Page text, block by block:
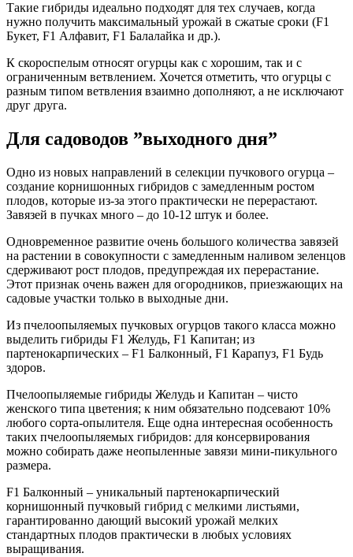
Такие гибриды идеально подходят для тех случаев, когда
нужно получить максимальный урожай в сжатые сроки (F1
Букет, F1 Алфавит, F1 Балалайка и др.).
К скороспелым относят огурцы как с хорошим, так и с
ограниченным ветвлением. Хочется отметить, что огурцы с
разным типом ветвления взаимно дополняют, а не исключают
друг друга.
Для садоводов ”выходного дня”
Одно из новых направлений в селекции пучкового огурца –
создание корнишонных гибридов с замедленным ростом
плодов, которые из-за этого практически не перерастают.
Завязей в пучках много – до 10-12 штук и более.
Одновременное развитие очень большого количества завязей
на растении в совокупности с замедленным наливом зеленцов
сдерживают рост плодов, предупреждая их перерастание.
Этот признак очень важен для огородников, приезжающих на
садовые участки только в выходные дни.
Из пчелоопыляемых пучковых огурцов такого класса можно
выделить гибриды F1 Желудь, F1 Капитан; из
партенокарпических – F1 Балконный, F1 Карапуз, F1 Будь
здоров.
Пчелоопыляемые гибриды Желудь и Капитан – чисто
женского типа цветения; к ним обязательно подсевают 10%
любого сорта-опылителя. Еще одна интересная особенность
таких пчелоопыляемых гибридов: для консервирования
можно собирать даже неопыленные завязи мини-пикульного
размера.
F1 Балконный – уникальный партенокарпический
корнишонный пучковый гибрид с мелкими листьями,
гарантированно дающий высокий урожай мелких
стандартных плодов практически в любых условиях
выращивания.